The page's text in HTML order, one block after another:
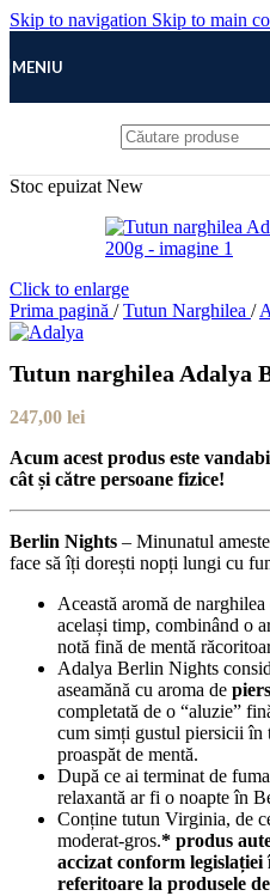
Skip to navigation Skip to main
MENIU
Stoc epuizat New
Click to enlarge
Prima pagină / Tutun Narghilea /
Tutun narghilea Adalya
247,00 lei
Acum acest produs este
cât și către persoane fizice!
Berlin Nights – Minunatul
face să îți dorești nopți lungi cu
Această aromă de
același timp, combinând o
notă fină de mentă
Adalya Berlin Nights
aseamănă cu aroma de
completată de o “aluzie”
cum simți gustul piersicii în
proaspăt de mentă.
După ce ai terminat de
relaxantă ar fi o noapte în
Conține tutun Virginia, de
moderat-gros.* produs
accizat conform
referitoare la produsele